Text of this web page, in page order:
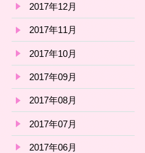
2017年12月
2017年11月
2017年10月
2017年09月
2017年08月
2017年07月
2017年06月